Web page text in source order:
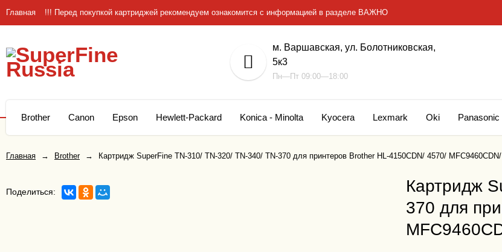
Главная !!! Перед покупкой картриджей рекомендуем ознакомится с информацией в разделе ВАЖНО
м. Варшавская, ул. Болотниковская,
5к3
Пн—Пт 09:00—18:00
Brother Canon Epson Hewlett-Packard Konica - Minolta Kyocera Lexmark Oki Panasonic
Главная → Brother → Картридж SuperFine TN-310/ TN-320/ TN-340/ TN-370 для принтеров Brother HL-4150CDN/ 4570/
Поделиться:
Картридж
370 для